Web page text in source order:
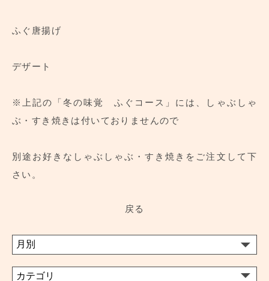
ふぐ唐揚げ
デザート
※上記の「冬の味覚 ふぐコース」には、しゃぶしゃ
ぶ・すき焼きは付いておりませんので
別途お好きなしゃぶしゃぶ・すき焼きをご注文して下
さい。
戻る